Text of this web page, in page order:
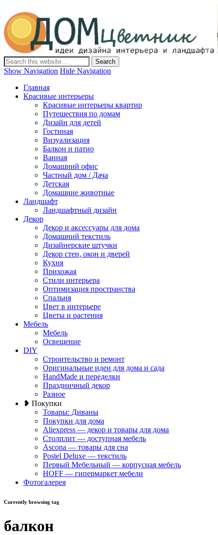
Дом-Цветник
Дизайн интерьера и ландшафта, декор и обустройство дома.
Идеи со всего мира.
Show Navigation Hide Navigation
Главная
Красивые интерьеры
Красивые интерьеры квартир
Путешествия по домам
Дизайн для детей
Гостиная
Визуализация
Балкон и патио
Ванная
Домашний офис
Частный дом / Дача
Детская
Домашние животные
Ландшафт
Ландшафтный дизайн
Декор
Декор и аксессуары для дома
Домашний текстиль
Дизайнерские штучки
Декор стен, окон и дверей
Кухня
Прихожая
Стили интерьера
Оптимизация пространства
Спальня
Цвет в интерьере
Цветы и растения
Мебель
Мебель
Освещение
DIY
Строительство и ремонт
Оригинальные идеи для дома и сада
HandMade и переделки
Праздничный декор
Разное
❥ Покупки
Товары: Диваны
Покупки для дома
Aliexpress — декор и товары для дома
Столплит — доступная мебель
Ascona — товары для сна
Postel Deluxe — текстиль
Первый Мебельный — корпусная мебель
HOFF — гипермаркет мебели
Фотогалерея
Currently browsing tag
балкон